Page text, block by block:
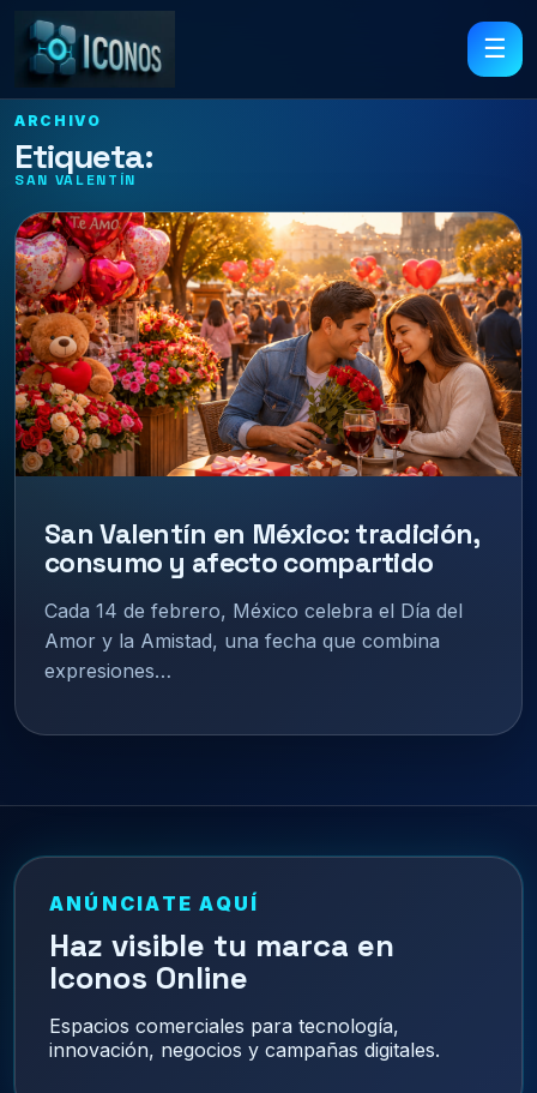
☰
ARCHIVO
Etiqueta:
SAN VALENTÍN
San Valentín en México: tradición,
consumo y afecto compartido
Cada 14 de febrero, México celebra el Día del
Amor y la Amistad, una fecha que combina
expresiones…
ANÚNCIATE AQUÍ
Haz visible tu marca en
Iconos Online
Espacios comerciales para tecnología,
innovación, negocios y campañas digitales.